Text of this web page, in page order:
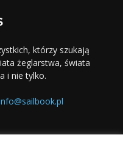
którzy szukają
żeglarstwa, świata
i nie tylko.